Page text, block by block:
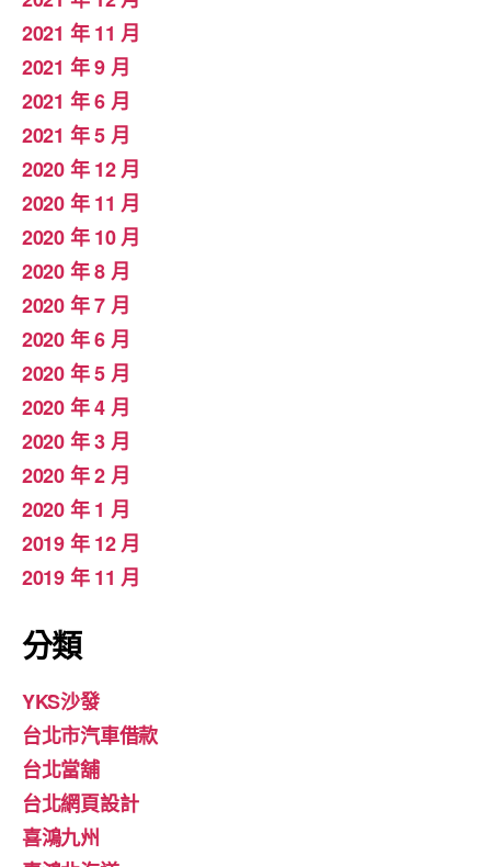
2021 年 11 月
2021 年 9 月
2021 年 6 月
2021 年 5 月
2020 年 12 月
2020 年 11 月
2020 年 10 月
2020 年 8 月
2020 年 7 月
2020 年 6 月
2020 年 5 月
2020 年 4 月
2020 年 3 月
2020 年 2 月
2020 年 1 月
2019 年 12 月
2019 年 11 月
分類
YKS沙發
台北市汽車借款
台北當舖
台北網頁設計
喜鴻九州